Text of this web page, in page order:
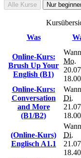
Alle Kurse Nur
Was
Online-Kurs:
Brush Up Your
English (B1)
Mo.
Online-Kurs:
Conversation
and More
(B1/B2)
Di.
(Online-Kurs)
Englisch A1.1
Di.